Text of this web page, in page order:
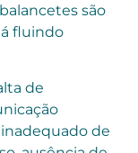
são
fluindo
de
de